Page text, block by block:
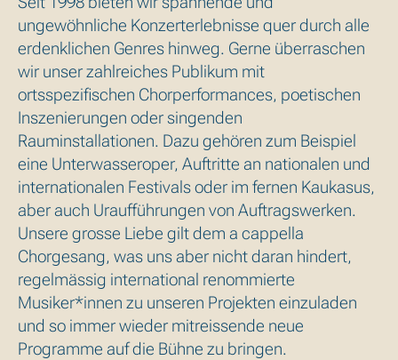
ungewöhnliche Konzerterlebnisse quer durch alle
erdenklichen Genres hinweg. Gerne überraschen
wir unser zahlreiches Publikum mit
ortsspezifischen Chorperformances, poetischen
Inszenierungen oder singenden
Rauminstallationen. Dazu gehören zum Beispiel
eine Unterwasseroper, Auftritte an nationalen und
internationalen Festivals oder im fernen Kaukasus,
aber auch Uraufführungen von Auftragswerken.
Unsere grosse Liebe gilt dem a cappella
Chorgesang, was uns aber nicht daran hindert,
regelmässig international renommierte
Musiker*innen zu unseren Projekten einzuladen
und so immer wieder mitreissende neue
Programme auf die Bühne zu bringen.